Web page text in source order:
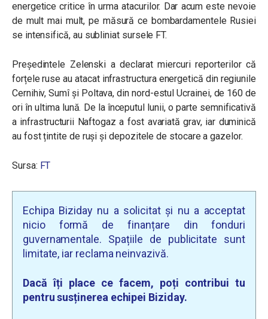
energetice critice în urma atacurilor. Dar acum este nevoie
de mult mai mult, pe măsură ce bombardamentele Rusiei
se intensifică, au subliniat sursele FT.
Președintele Zelenski a declarat miercuri reporterilor că
forțele ruse au atacat infrastructura energetică din regiunile
Cernihiv, Sumî și Poltava, din nord-estul Ucrainei, de 160 de
ori în ultima lună. De la începutul lunii, o parte semnificativă
a infrastructurii Naftogaz a fost avariată grav, iar duminică
au fost țintite de ruși și depozitele de stocare a gazelor.
Sursa: FT
Echipa Biziday nu a solicitat și nu a acceptat
nicio formă de finanțare din fonduri
guvernamentale. Spațiile de publicitate sunt
limitate, iar reclama neinvazivă.
Dacă îți place ce facem, poți contribui tu
pentru susținerea echipei Biziday.